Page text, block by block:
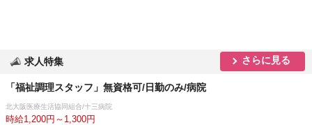
求人特集 さらに見る
「福祉調理スタッフ」無資格可/日勤のみ/病院
北大阪医療生活協同組合/十三病院
時給1,200円～1,300円